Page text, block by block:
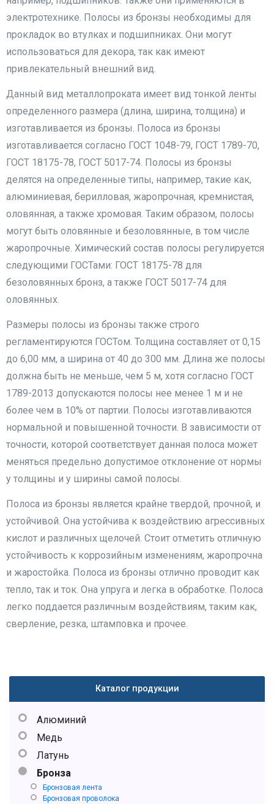
электротехнике. Полосы из бронзы необходимы для
прокладок во втулках и подшипниках. Они могут
использоваться для декора, так как имеют
привлекательный внешний вид.
Данный вид металлопроката имеет вид тонкой ленты
определенного размера (длина, ширина, толщина) и
изготавливается из бронзы. Полоса из бронзы
изготавливается согласно ГОСТ 1048-79, ГОСТ 1789-70,
ГОСТ 18175-78, ГОСТ 5017-74. Полосы из бронзы
делятся на определенные типы, например, такие как,
алюминиевая, берилловая, жаропрочная, кремнистая,
оловянная, а также хромовая. Таким образом, полосы
могут быть оловянные и безоловянные, в том числе
жаропрочные. Химический состав полосы регулируется
следующими ГОСТами: ГОСТ 18175-78 для
безоловянных бронз, а также ГОСТ 5017-74 для
оловянных.
Размеры полосы из бронзы также строго
регламентируются ГОСТом. Толщина составляет от 0,15
до 6,00 мм, а ширина от 40 до 300 мм. Длина же полосы
должна быть не меньше, чем 5 м, хотя согласно ГОСТ
1789-2013 допускаются полосы нее менее 1 м и не
более чем в 10% от партии. Полосы изготавливаются
нормальной и повышенной точности. В зависимости от
точности, которой соответствует данная полоса может
меняться предельно допустимое отклонение от нормы
у толщины и у ширины самой полосы.
Полоса из бронзы является крайне твердой, прочной, и
устойчивой. Она устойчива к воздействию агрессивных
кислот и различных щелочей. Стоит отметить отличную
устойчивость к коррозийным изменениям, жаропрочна
и жаростойка. Полоса из бронзы отлично проводит как
тепло, так и ток. Она упруга и легка в обработке. Полоса
легко поддается различным воздействиям, таким как,
сверление, резка, штамповка и прочее.
Каталог продукции
Алюминий
Медь
Латунь
Бронза
Бронзовая лента
Бронзовая проволока